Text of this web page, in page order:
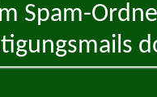
Spam-